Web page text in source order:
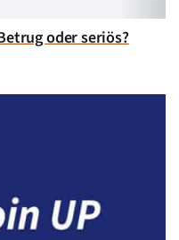
oder seriös?